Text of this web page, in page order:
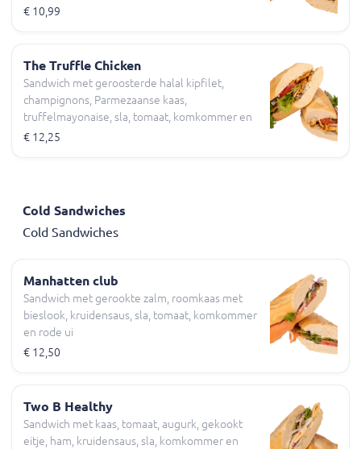
rode ui
€ 10,99
The Truffle Chicken
Sandwich met geroosterde halal kipfilet,
champignons, Parmezaanse kaas,
truffelmayonaise, sla, tomaat, komkommer en
rode ui
€ 12,25
Cold Sandwiches
Cold Sandwiches
Manhatten club
Sandwich met gerookte zalm, roomkaas met
bieslook, kruidensaus, sla, tomaat, komkommer
en rode ui
€ 12,50
Two B Healthy
Sandwich met kaas, tomaat, augurk, gekookt
eitje, ham, kruidensaus, sla, komkommer en